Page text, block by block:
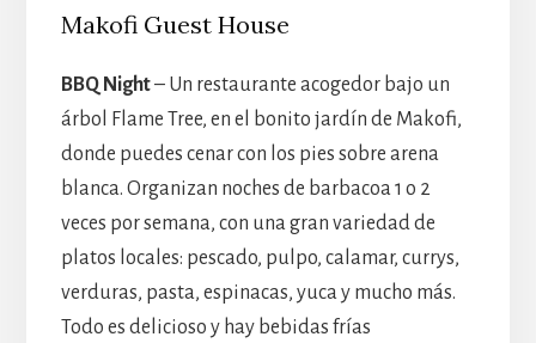
Makofi Guest House
BBQ Night– Un restaurante acogedor bajo un
árbol Flame Tree, en el bonito jardín de Makofi,
donde puedes cenar con los pies sobre arena
blanca. Organizan noches de barbacoa 1 o 2
veces por semana, con una gran variedad de
platos locales: pescado, pulpo, calamar, currys,
verduras, pasta, espinacas, yuca y mucho más.
Todo es delicioso y hay bebidas frías